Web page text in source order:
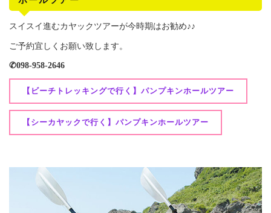
スイスイ進むカヤックツアーが今時期はお勧め♪♪
ご予約宜しくお願い致します。
✆098-958-2646
【ビーチトレッキングで行く】パンプキンホールツアー
【シーカヤックで行く】パンプキンホールツアー